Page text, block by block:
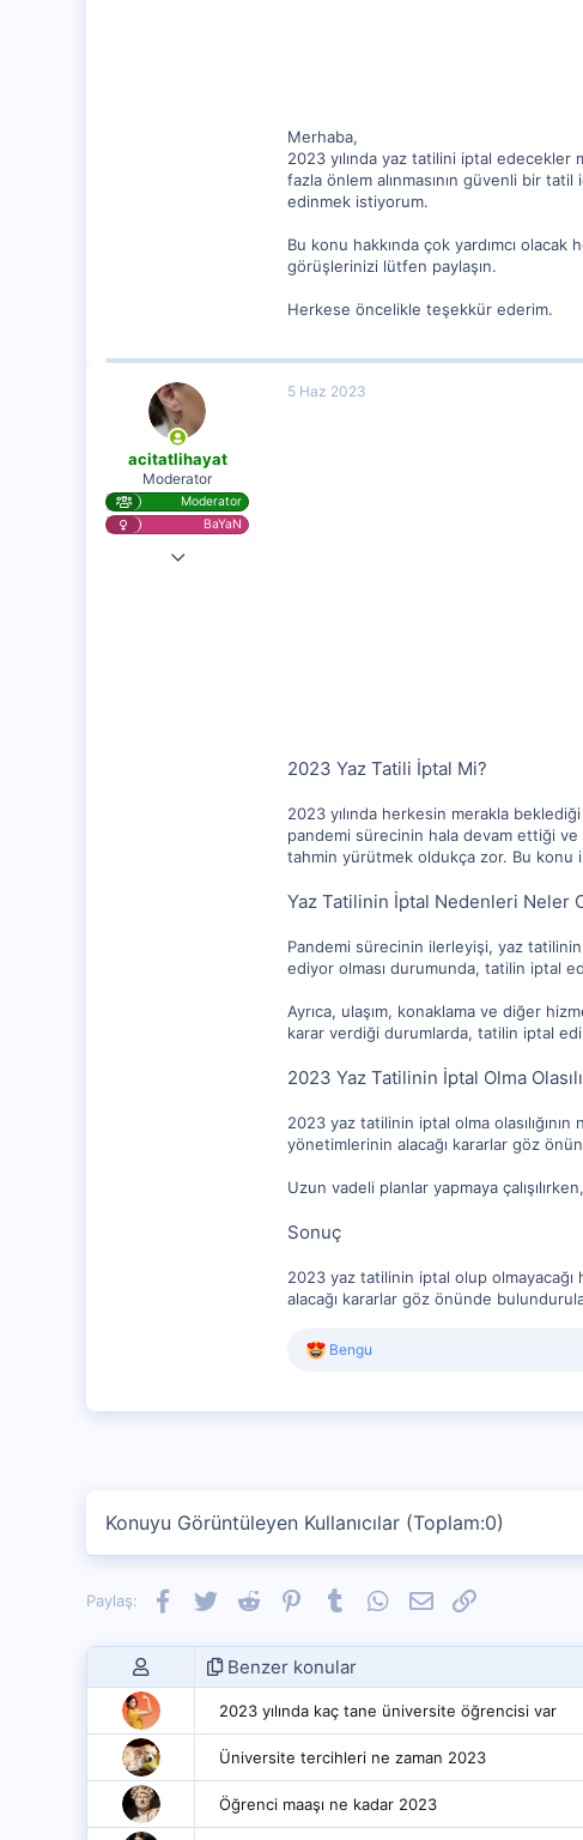
Merhaba,
2023 yılında yaz tatilini iptal edecekler
fazla önlem alınmasının güvenli bir
edinmek istiyorum.
Bu konu hakkında çok yardımcı
görüşlerinizi lütfen paylaşın.
Herkese öncelikle teşekkür ederim.
acitatlihayat
Moderator
Moderator
BaYaN
28 Kas 2020
5 Haz 2023
2023 Yaz Tatili İptal Mi?
2023 yılında herkesin merakla
pandemi sürecinin hala devam ettiği
tahmin yürütmek oldukça zor. Bu konu
Yaz Tatilinin İptal Nedenleri Neler
Pandemi sürecinin ilerleyişi, yaz
ediyor olması durumunda, tatilin iptal
Ayrıca, ulaşım, konaklama ve diğer
karar verdiği durumlarda, tatilin iptal
2023 Yaz Tatilinin İptal Olma
2023 yaz tatilinin iptal olma
yönetimlerinin alacağı kararlar göz
Uzun vadeli planlar yapmaya
Sonuç
2023 yaz tatilinin iptal olup
alacağı kararlar göz önünde
R
:
Bengu
Konuyu Görüntüleyen Kullanıcılar (Toplam:0)
Paylaş: Facebook
TwitterReddit PinterestTumblrWhatsApp
E-postaLink
Benzer konular
2023 yılında kaç tane üniversite öğrencisi var
Üniversite tercihleri ne zaman 2023
Öğrenci maaşı ne kadar 2023